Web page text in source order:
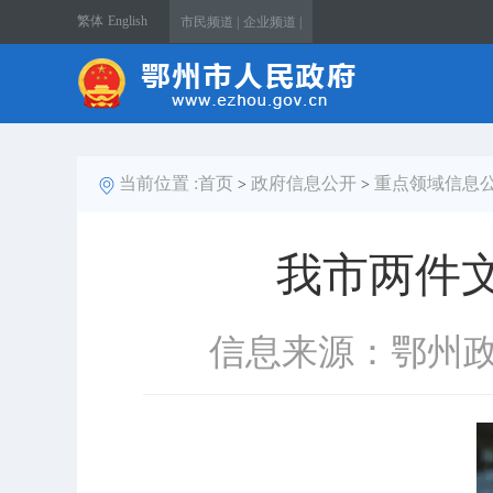
繁体 English 市民频道 | 企业频道 |
当前位置 :首页 > 政府信息公开 > 重点领域信息
我市两件
信息来源：鄂州